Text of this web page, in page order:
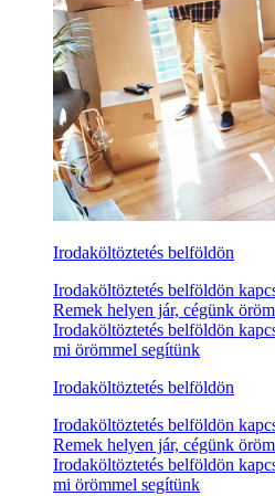
Irodaköltöztetés belföldön
Irodaköltöztetés belföldön
Remek helyen jár, cégünk
Irodaköltöztetés belföldön
mi örömmel segítünk
Irodaköltöztetés belföldön
Irodaköltöztetés belföldön
Remek helyen jár, cégünk
Irodaköltöztetés belföldön
mi örömmel segítünk